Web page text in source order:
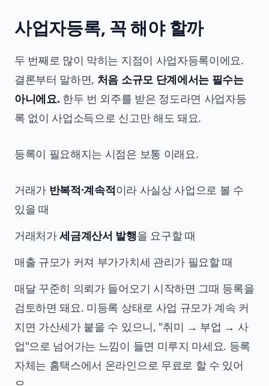
사업자등록, 꼭 해야 할까
두 번째로 많이 막히는 지점이 사업자등록이에요.
결론부터 말하면, 처음 소규모 단계에서는 필수는
아니에요. 한두 번 외주를 받은 정도라면 사업자등
록 없이 사업소득으로 신고만 해도 돼요.
등록이 필요해지는 시점은 보통 이래요.
거래가 반복적·계속적이라 사실상 사업으로 볼 수
있을 때
거래처가세금계산서 발행을 요구할 때
매출 규모가 커져 부가가치세 관리가 필요할 때
매달 꾸준히 의뢰가 들어오기 시작하면 그때 등록을
검토하면 돼요. 미등록 상태로 사업 규모가 계속 커
지면 가산세가 붙을 수 있으니, "취미 → 부업 → 사
업"으로 넘어가는 느낌이 들면 미루지 마세요. 등록
자체는 홈택스에서 온라인으로 무료로 할 수 있어